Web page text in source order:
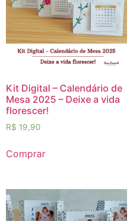
Kit Digital – Calendário de
Mesa 2025 – Deixe a vida
florescer!
R$ 19,90
Comprar